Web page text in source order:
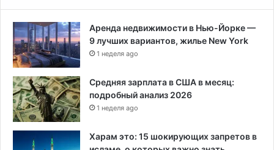
Аренда недвижимости в Нью-Йорке —
9 лучших вариантов, жилье New York
1 неделя ago
Средняя зарплата в США в месяц:
подробный анализ 2026
1 неделя ago
Харам это: 15 шокирующих запретов в